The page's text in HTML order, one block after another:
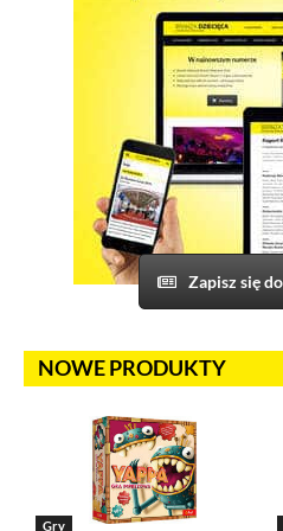
Zapisz się
NOWE PRODUKTY
Gry
Te pliki cookies pozostają
możliwości wyboru w tym
którym w sposób prawidłowy
na stronie oraz mechanizm
i utrzymywania sesji po
cookies własnych zapisywana
przez Ciebie ustawieniach plików
Narzędzia Google
Korzystamy z Google Analytics,
pozwalającego na gromadzenie,
statystyk związanych z
na temat Twojej aktywności na
przez Google wykorzystywane
mogą być wykorzystywane w
reklamowych prowadzonych z
Jeżeli sobie tego nie życzysz,
Google.